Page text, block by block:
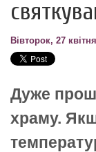
Вівторок, 27
Дуже
храму.